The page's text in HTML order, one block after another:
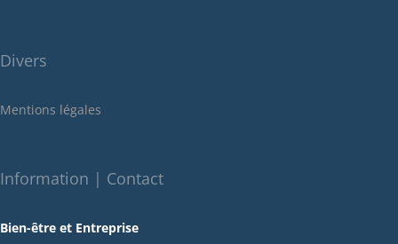
mai 2022
décembre 2021
octobre 2021
juillet 2021
Divers
Mentions légales
Information | Contact
Bien-être et Entreprise